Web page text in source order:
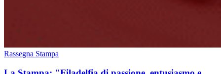
Rassegna Stampa